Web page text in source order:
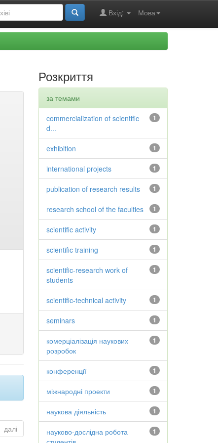
Мова
Вхід:
далі
Розкриття
за темами
1
commercialization of scientific
d...
1
exhibition
1
international projects
1
publication of research results
1
research school of the faculties
1
scientific activity
1
scientific training
1
scientific-research work of
students
1
scientific-technical activity
1
seminars
1
комерціалізація наукових
розробок
1
конференції
1
міжнародні проекти
1
наукова діяльність
1
науково-дослідна робота